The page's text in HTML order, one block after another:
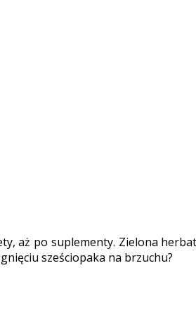
aż po suplementy. Zielona
sześciopaka na brzuchu?